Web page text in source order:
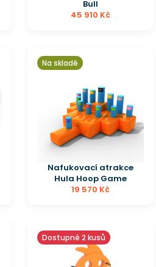
Bull
45 910 Kč
Na skladě
Nafukovací atrakce
Hula Hoop Game
19 570 Kč
Dostupné 2 kusů